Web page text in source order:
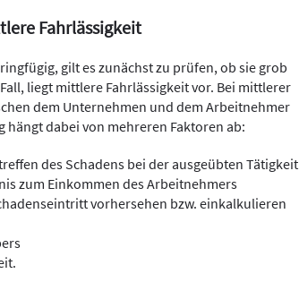
Fahrlässigkeit
gilt es zunächst zu prüfen, ob sie grob
liegt mittlere Fahrlässigkeit vor. Bei mittlerer
dem Unternehmen und dem Arbeitnehmer
dabei von mehreren Faktoren ab:
des Schadens bei der ausgeübten Tätigkeit
zum Einkommen des Arbeitnehmers
vorhersehen bzw. einkalkulieren